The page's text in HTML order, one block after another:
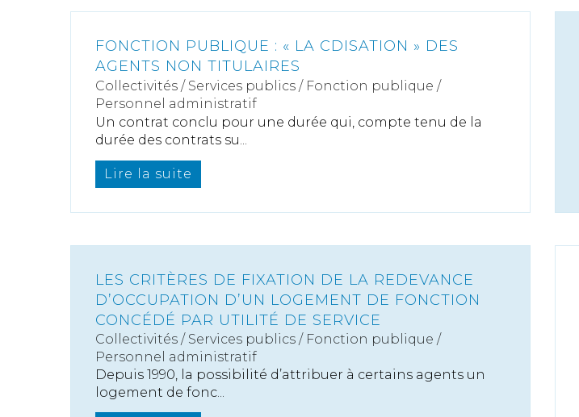
FONCTION PUBLIQUE : « LA CDISATION » DES
AGENTS NON TITULAIRES
Collectivités / Services publics / Fonction publique /
Personnel administratif
Un contrat conclu pour une durée qui, compte tenu de la
durée des contrats su...
Lire la suite
LES CRITÈRES DE FIXATION DE LA REDEVANCE
D’OCCUPATION D’UN LOGEMENT DE FONCTION
CONCÉDÉ PAR UTILITÉ DE SERVICE
Collectivités / Services publics / Fonction publique /
Personnel administratif
Depuis 1990, la possibilité d’attribuer à certains agents un
logement de fonc...